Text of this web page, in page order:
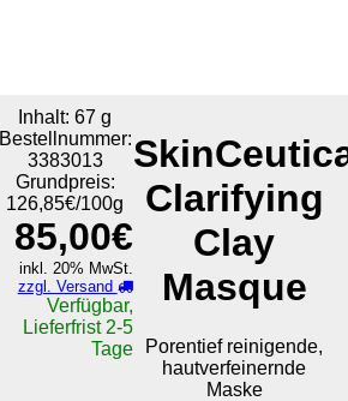
Clarifying
Clay
Masque
Porentief reinigende,
hautverfeinernde
Maske
Inhalt: 67 g
Bestellnummer:
3383013
Grundpreis:
126,85€/100g
85,00€
inkl. 20% MwSt.
zzgl. Versand
Verfügbar,
Lieferfrist 2-5
Tage